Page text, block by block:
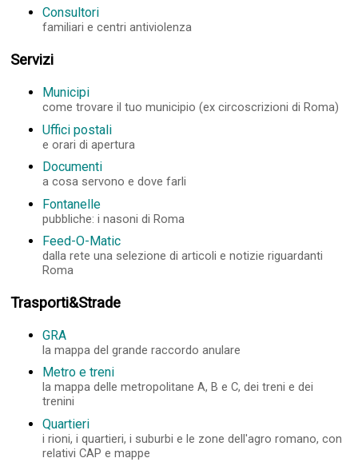
Consultori
familiari e centri antiviolenza
Servizi
Municipi
come trovare il tuo municipio (ex circoscrizioni di Roma)
Uffici postali
e orari di apertura
Documenti
a cosa servono e dove farli
Fontanelle
pubbliche: i nasoni di Roma
Feed-O-Matic
dalla rete una selezione di articoli e notizie riguardanti
Roma
Trasporti&Strade
GRA
la mappa del grande raccordo anulare
Metro e treni
la mappa delle metropolitane A, B e C, dei treni e dei
trenini
Quartieri
i rioni, i quartieri, i suburbi e le zone dell'agro romano, con
relativi CAP e mappe